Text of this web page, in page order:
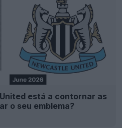
está a contornar as
o seu emblema?